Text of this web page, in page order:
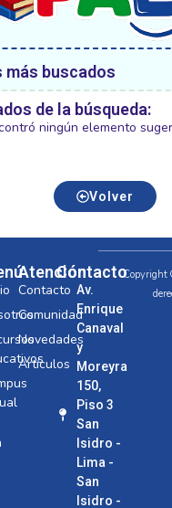
buscados
de la búsqueda:
ningún elemento
Volver
Atención
Contacto
Comunidad
Novedades
Artículos
Contacto
Av.
Enrique
Canaval
y
Moreyra
150,
Piso 3
San
Isidro -
Lima -
San
Isidro -
Copyright